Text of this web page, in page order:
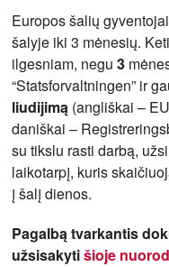
Europos šalių
šalyje iki 3 mėnesių.
ilgesniam, negu3
“Statsforvaltningen” ir
liudijimą (angliškai –
daniškai –
su tikslu rasti darbą,
laikotarpį, kuris
į šalį dienos.
Pagalbą tvarkantis
užsisakytišioje